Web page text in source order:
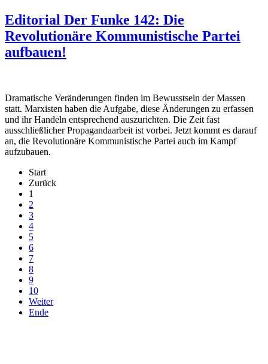
Editorial Der Funke 142: Die
Revolutionäre Kommunistische Partei
aufbauen!
Dramatische Veränderungen finden im Bewusstsein der Massen
statt. Marxisten haben die Aufgabe, diese Änderungen zu erfassen
und ihr Handeln entsprechend auszurichten. Die Zeit fast
ausschließlicher Propagandaarbeit ist vorbei. Jetzt kommt es darauf
an, die Revolutionäre Kommunistische Partei auch im Kampf
aufzubauen.
Start
Zurück
1
2
3
4
5
6
7
8
9
10
Weiter
Ende